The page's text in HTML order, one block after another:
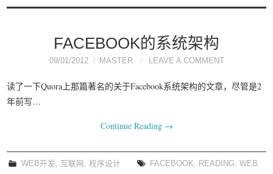
FACEBOOK的系统架构
09/01/2012 MASTER LEAVE A COMMENT
读了一下Quora上那篇著名的关于Facebook系统架构的文章，尽管是2
年前写…
Continue Reading →
WEB开发 互联网 ,程序设计 FACEBOOK READING ,WEB